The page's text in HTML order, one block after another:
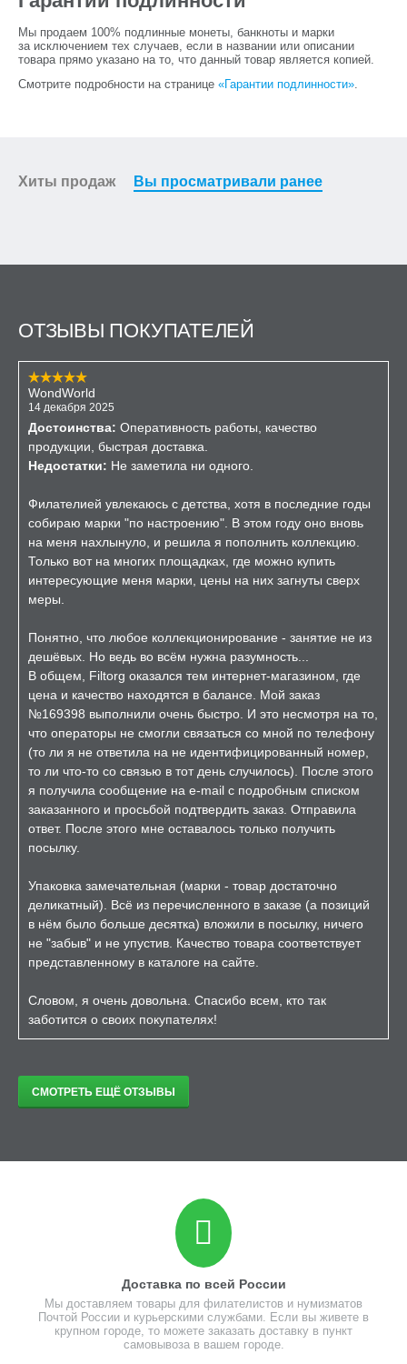
Мы продаем 100% подлинные монеты, банкноты и марки
за исключением тех случаев, если в названии или описании
товара прямо указано на то, что данный товар является копией.
Смотрите подробности на странице «Гарантии подлинности».
Хиты продаж Вы просматривали ранее
ОТЗЫВЫ ПОКУПАТЕЛЕЙ
WondWorld
14 декабря 2025
Достоинства: Оперативность работы, качество
продукции, быстрая доставка.
Недостатки: Не заметила ни одного.
Филателией увлекаюсь с детства, хотя в последние годы
собираю марки "по настроению". В этом году оно вновь
на меня нахлынуло, и решила я пополнить коллекцию.
Только вот на многих площадках, где можно купить
интересующие меня марки, цены на них загнуты сверх
меры.
Понятно, что любое коллекционирование - занятие не из
дешёвых. Но ведь во всём нужна разумность...
В общем, Filtorg оказался тем интернет-магазином, где
цена и качество находятся в балансе. Мой заказ
№169398 выполнили очень быстро. И это несмотря на то,
что операторы не смогли связаться со мной по телефону
(то ли я не ответила на не идентифицированный номер,
то ли что-то со связью в тот день случилось). После этого
я получила сообщение на e-mail с подробным списком
заказанного и просьбой подтвердить заказ. Отправила
ответ. После этого мне оставалось только получить
посылку.
Упаковка замечательная (марки - товар достаточно
деликатный). Всё из перечисленного в заказе (а позиций
в нём было больше десятка) вложили в посылку, ничего
не "забыв" и не упустив. Качество товара соответствует
представленному в каталоге на сайте.
Словом, я очень довольна. Спасибо всем, кто так
заботится о своих покупателях!
СМОТРЕТЬ ЕЩЁ ОТЗЫВЫ
Доставка по всей России
Мы доставляем товары для филателистов и нумизматов
Почтой России и курьерскими службами. Если вы живете в
крупном городе, то можете заказать доставку в пункт
самовывоза в вашем городе.